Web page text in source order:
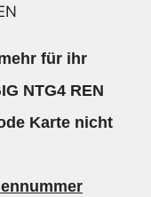
für ihr
NTG4 REN
Karte nicht